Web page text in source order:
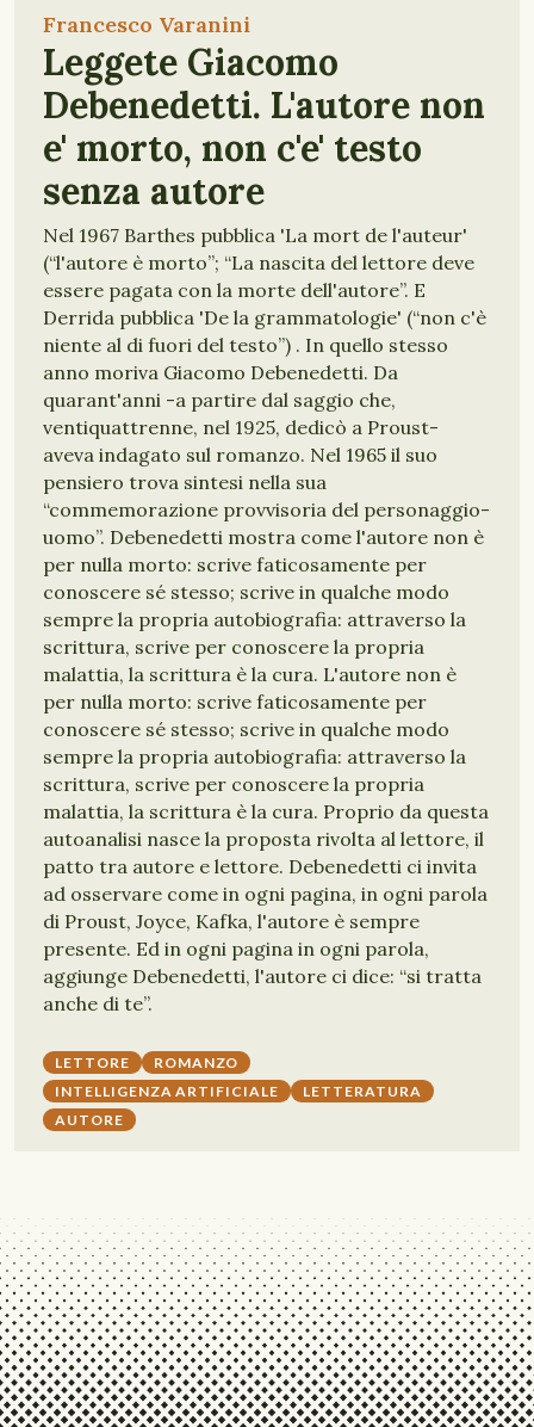
Francesco Varanini
Leggete Giacomo
Debenedetti. L'autore non
e' morto, non c'e' testo
senza autore
Nel 1967 Barthes pubblica 'La mort de l'auteur'
(“l'autore è morto”; “La nascita del lettore deve
essere pagata con la morte dell'autore”. E
Derrida pubblica 'De la grammatologie' (“non c'è
niente al di fuori del testo”) . In quello stesso
anno moriva Giacomo Debenedetti. Da
quarant'anni -a partire dal saggio che,
ventiquattrenne, nel 1925, dedicò a Proust-
aveva indagato sul romanzo. Nel 1965 il suo
pensiero trova sintesi nella sua
“commemorazione provvisoria del personaggio-
uomo”. Debenedetti mostra come l'autore non è
per nulla morto: scrive faticosamente per
conoscere sé stesso; scrive in qualche modo
sempre la propria autobiografia: attraverso la
scrittura, scrive per conoscere la propria
malattia, la scrittura è la cura. L'autore non è
per nulla morto: scrive faticosamente per
conoscere sé stesso; scrive in qualche modo
sempre la propria autobiografia: attraverso la
scrittura, scrive per conoscere la propria
malattia, la scrittura è la cura. Proprio da questa
autoanalisi nasce la proposta rivolta al lettore, il
patto tra autore e lettore. Debenedetti ci invita
ad osservare come in ogni pagina, in ogni parola
di Proust, Joyce, Kafka, l'autore è sempre
presente. Ed in ogni pagina in ogni parola,
aggiunge Debenedetti, l'autore ci dice: “si tratta
anche di te”.
LETTORE
ROMANZO
INTELLIGENZA ARTIFICIALE
LETTERATURA
AUTORE